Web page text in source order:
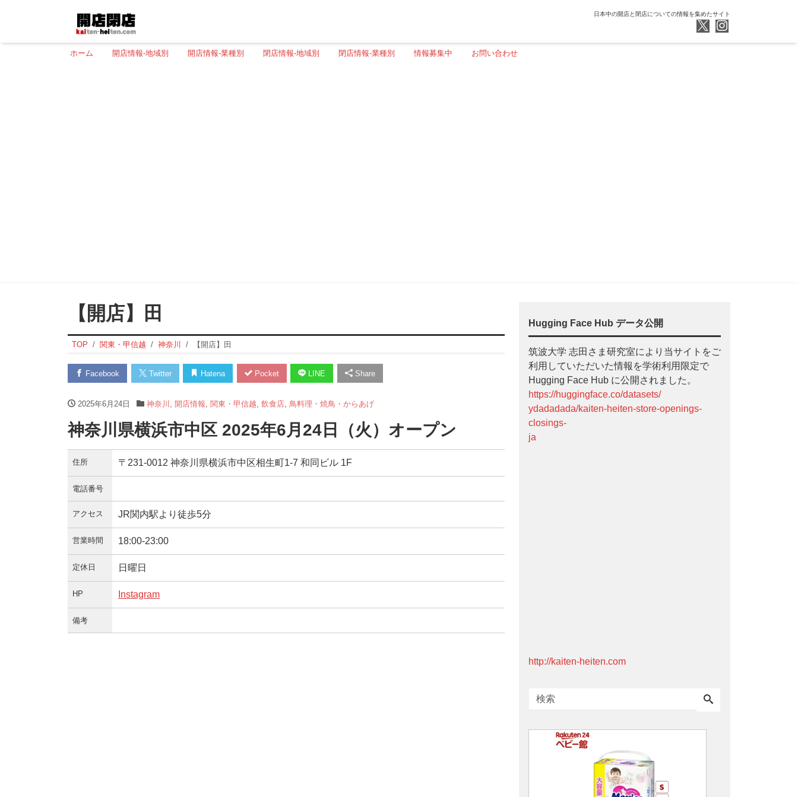
日本中の開店と閉店についての情報を集めたサイト
ホーム 開店情報-地域別 開店情報-業種別 閉店情報-地域別 閉店情報-業種別 情報募集中 お問い合わせ
【開店】田
TOP 関東・甲信越 神奈川 【開店】田
Facebook Twitter Hatena Pocket LINE Share
2025年6月24日 神奈川 開店情報 関東・甲信越 飲食店, 鳥料理・焼鳥・からあげ
神奈川県横浜市中区 2025年6月24日（火）オープン
住所 〒231-0012 神奈川県横浜市中区相生町1-7 和同ビル 1F
電話番号
アクセス JR関内駅より徒歩5分
営業時間 18:00-23:00
定休日 日曜日
HP Instagram
備考
Hugging Face Hub データ公開
筑波大学 志田さま研究室により当サイトをご
利用していただいた情報を学術利用限定で
Hugging Face Hub に公開されました。
https://huggingface.co/datasets/
ydadadada/kaiten-heiten-store-openings-
closings-
ja
http://kaiten-heiten.com